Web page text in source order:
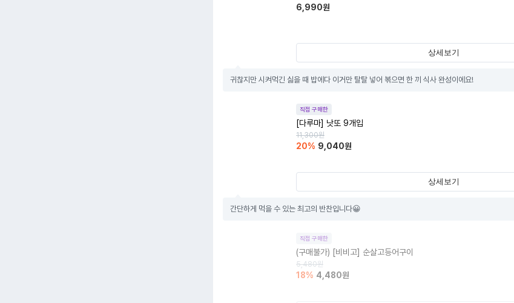
6,990원
상세보기
귀찮지만 시켜먹긴 싫을 때 밥에다 이거만 탈탈 넣어 볶으면 한 끼 식사 완성이에요!
직접 구매한
[다루마] 낫또 9개입
11,300원
20% 9,040원
상세보기
간단하게 먹을 수 있는 최고의 반찬입니다😀
직접 구매한
(구매불가) [비비고] 순살고등어구이
5,480원
18% 4,480원